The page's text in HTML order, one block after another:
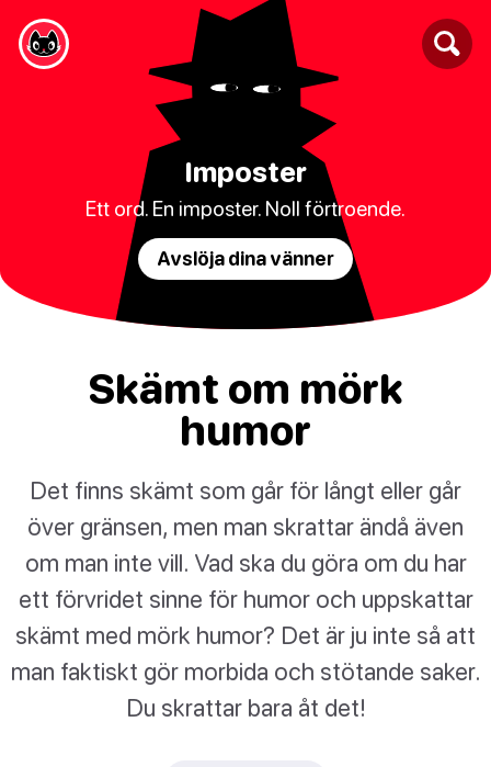
Imposter
Ett ord. En imposter. Noll förtroende.
Avslöja dina vänner
Skämt om mörk
humor
Det finns skämt som går för långt eller går
över gränsen, men man skrattar ändå även
om man inte vill. Vad ska du göra om du har
ett förvridet sinne för humor och uppskattar
skämt med mörk humor? Det är ju inte så att
man faktiskt gör morbida och stötande saker.
Du skrattar bara åt det!